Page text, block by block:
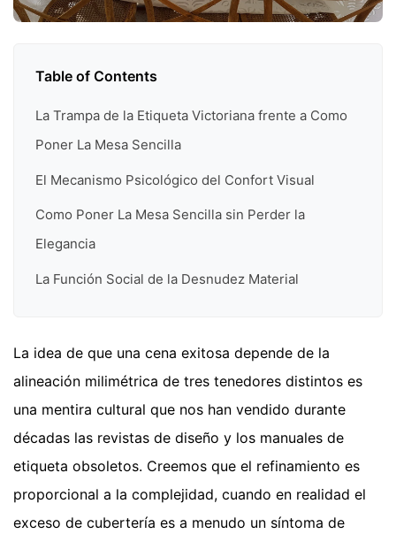
Table of Contents
La Trampa de la Etiqueta Victoriana frente a Como
Poner La Mesa Sencilla
El Mecanismo Psicológico del Confort Visual
Como Poner La Mesa Sencilla sin Perder la
Elegancia
La Función Social de la Desnudez Material
La idea de que una cena exitosa depende de la
alineación milimétrica de tres tenedores distintos es
una mentira cultural que nos han vendido durante
décadas las revistas de diseño y los manuales de
etiqueta obsoletos. Creemos que el refinamiento es
proporcional a la complejidad, cuando en realidad el
exceso de cubertería es a menudo un síntoma de